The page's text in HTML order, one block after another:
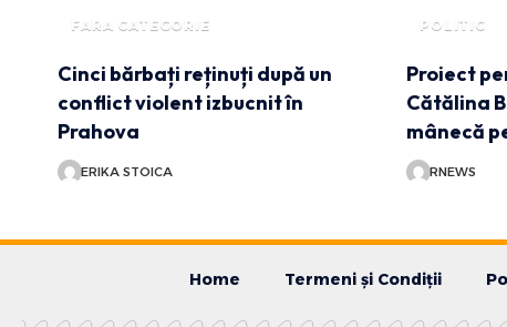
FARA CATEGORIE
Cinci bărbați reținuți după un
conflict violent izbucnit în
Prahova
ERIKA STOICA
POLITIC
Proiect
Cătălina
mânecă
RNEWS
Home Termeni și Condiții